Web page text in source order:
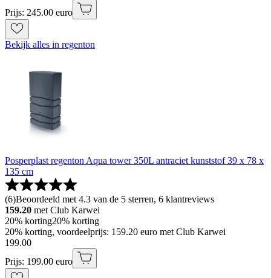
Prijs: 245.00 euro
Bekijk alles in regenton
Posperplast regenton Aqua tower 350L antraciet kunststof 39 x 78 x
135 cm
(6)Beoordeeld met 4.3 van de 5 sterren, 6 klantreviews
159.20 met Club Karwei
20% korting20% korting
20% korting, voordeelprijs: 159.20 euro met Club Karwei
199.00
Prijs: 199.00 euro